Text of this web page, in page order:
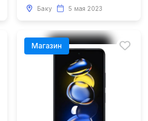
Баку 5 мая 2023
Магазин